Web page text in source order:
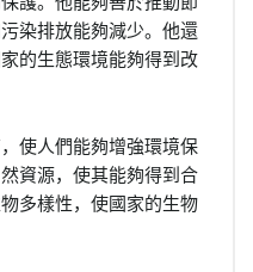
染排放能夠減少。他還
的生態環境能夠得到改
使人們能夠增強環境保
資源，使其能夠得到合
多樣性，使國家的生物